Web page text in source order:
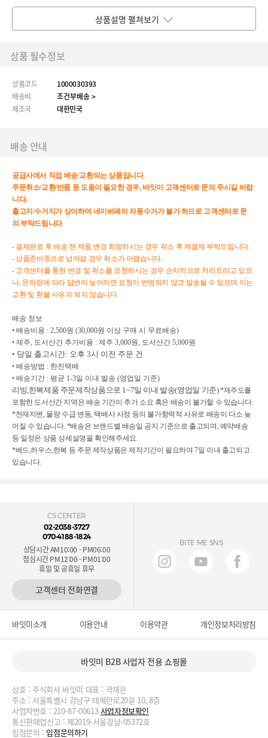
상품설명 펼쳐보기
상품 필수정보
상품코드
1000030393
배송비
조건부배송 >
제조국
대한민국
배송 안내
공급사에서 직접 배송/교환되는상품입니다.
주문취소/교환/반품 등 도움이 필요한 경우, 바잇미 고객센터로 문의 주시길 바랍
니다.
출고지 /수거지가 상이하여 네이버페이 자동수거가 불가하므로고객센터로문
의 부탁드립니다.
- 결제완료 후 배송 전 제품 변경 희망하시는 경우 취소 후 재결제 부탁드립니다.
- 상품준비중으로 넘어갈 경우 취소가 어렵습니다.
- 고객센터를 통한 변경 및 취소를 요청하시는 경우 순차적으로 처리드리고 있으
나, 문의량에 따라 답변이 늦어지면 요청이 반영되지 않고 발송될 수 있으며 이는
교환 및 환불 사유가 되지 않습니다.
배송 정보
• 배송비용 : 2,500원 (30,000원 이상 구매 시 무료배송)
• 제주, 도서산간 추가비용 : 제주 3,000원, 도서산간 5,000원
• 당일 출고시간: 오후 3시 이전 주문 건
• 배송방법 : 한진택배
• 배송기간 : 평균 1-3일 이내 발송 (영업일 기준)
리빙,한복제품 주문제작상품으로 1~7일 이내 발송(영업일 기준)*제주도를
포함한 도서산간 지역은 배송 기간이 추가 소요 혹은 배송이 불가할 수 있습니다.
*천재지변, 물량 수급 변동, 택배사 사정 등의 불가항력적 사유로 배송이 다소 늦
어질 수 있습니다. *배송은 브랜드별 배송일 공지 기준으로 출고되며, 예약배송
등 일정은 상품 상세설명을 확인해주세요.
*베드,하우스,한복 등 주문 제작상품은 제작기간이 필요하여 7일 이내 출고되고
있습니다.
CS CENTER
02-2038-3727
070-4188-1824
상담시간 AM10:00 - PM06:00
점심시간 PM12:00 - PM01:00
휴일 및 공휴일 휴무
고객센터 전화연결
BITE ME SNS
바잇미소개 이용안내 이용약관 개인정보처리방침
바잇미 B2B 사업자 전용 쇼핑몰
상호 : 주식회사 바잇미 대표 : 곽재은
주소 : 서울특별시 강남구 테헤란로20길 10, 8층
사업자번호 : 210-87-00613사업자정보확인
통신판매업신고 : 제2019-서울강남-05372호
입점문의 : 입점문의하기